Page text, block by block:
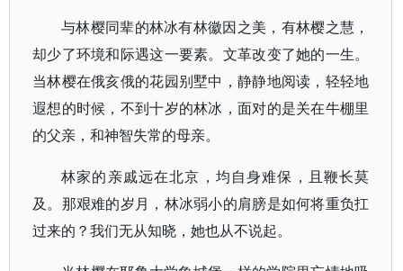
与林樱同辈的林冰有林徽因之美，有林樱之慧，
却少了环境和际遇这一要素。文革改变了她的一生。
当林樱在俄亥俄的花园别墅中，静静地阅读，轻轻地
遐想的时候，不到十岁的林冰，面对的是关在牛棚里
的父亲，和神智失常的母亲。
林家的亲戚远在北京，均自身难保，且鞭长莫
及。那艰难的岁月，林冰弱小的肩膀是如何将重负扛
过来的？我们无从知晓，她也从不说起。